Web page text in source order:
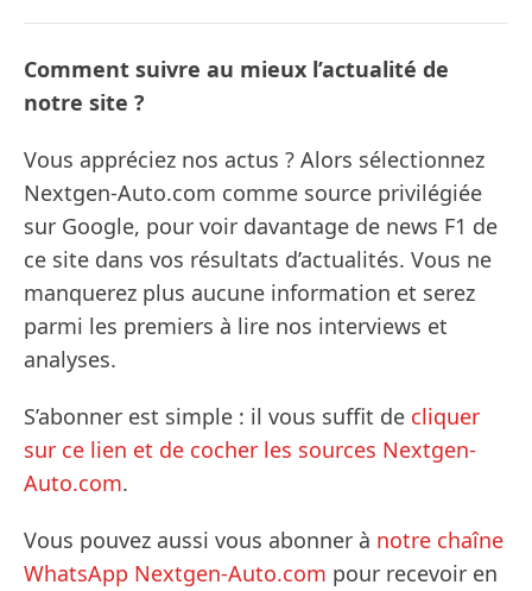
Comment suivre au mieux l’actualité de
notre site ?
Vous appréciez nos actus ? Alors sélectionnez
Nextgen-Auto.com comme source privilégiée
sur Google, pour voir davantage de news F1 de
ce site dans vos résultats d’actualités. Vous ne
manquerez plus aucune information et serez
parmi les premiers à lire nos interviews et
analyses.
S’abonner est simple : il vous suffit de cliquer
sur ce lien et de cocher les sources Nextgen-
Auto.com.
Vous pouvez aussi vous abonner à notre chaîne
WhatsApp Nextgen-Auto.com pour recevoir en